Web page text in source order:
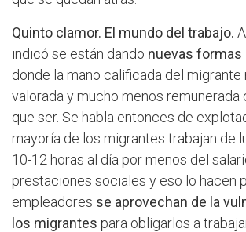
Quinto clamor. El mundo del trabajo.
indicó se están dando nuevas formas
donde la mano calificada del migrante
valorada y mucho menos remunerada
que ser. Se habla entonces de
mayoría de los migrantes trabajan de
10-12 horas al día por menos del
prestaciones sociales y eso lo hacen
empleadores se aprovechan de la
los migrantes para obligarlos a